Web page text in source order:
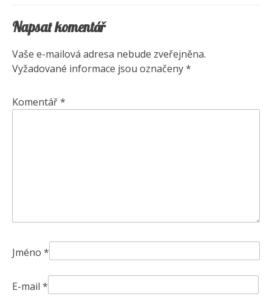
Napsat komentář
Vaše e-mailová adresa nebude zveřejněna.
Vyžadované informace jsou označeny*
Komentář*
Jméno *
E-mail *